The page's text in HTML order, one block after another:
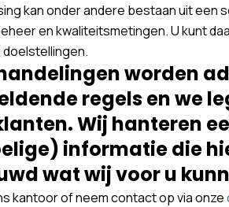
kan onder andere bestaan uit een
en kwaliteitsmetingen. U kunt
worden
regels en we
Wij hanteren
informatie die
wat wij voor u
kantoor of neem contact op via onze